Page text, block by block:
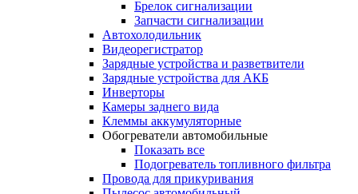
Брелок сигнализации
Запчасти сигнализации
Автохолодильник
Видеорегистратор
Зарядные устройства и разветвители
Зарядные устройства для АКБ
Инверторы
Камеры заднего вида
Клеммы аккумуляторные
Обогреватели автомобильные
Показать все
Подогреватель топливного фильтра
Провода для прикуривания